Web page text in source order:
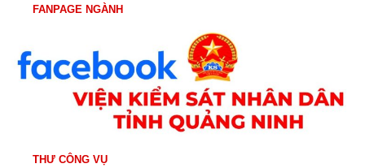
FANPAGE NGÀNH
THƯ CÔNG VỤ